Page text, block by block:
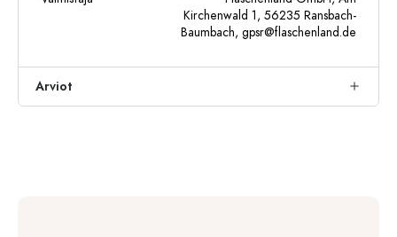
Kirchenwald 1, 56235 Ransbach-
Baumbach, gpsr@flaschenland.de
Arviot